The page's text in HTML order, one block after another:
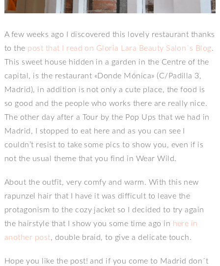
A few weeks ago I discovered this lovely restaurant thanks
to the post that I read on Gloria Lara Beauty Salon´s Blog.
This sweet house hidden in a garden in the Centre of the
capital, is the restaurant «Donde Mónica» (C/Padilla 3,
Madrid), in addition is not only a cute place, the food is
so good and the people who works there are really nice.
The other day after a Tour by the Pop Ups that we had in
Madrid, I stopped to eat here and as you can see I
couldn’t resist to take some pics to show you, even if is
not the usual theme that you find in Wear Wild.
About the outfit, very comfy and warm. With this new
rapunzel hair that I have it was difficult to leave the
protagonism to the cozy jacket so I decided to try again
the hairstyle that I show you some time ago in here in
another post, double braid, to give a delicate touch.
Hope you like the post! and if you come to Madrid don´t